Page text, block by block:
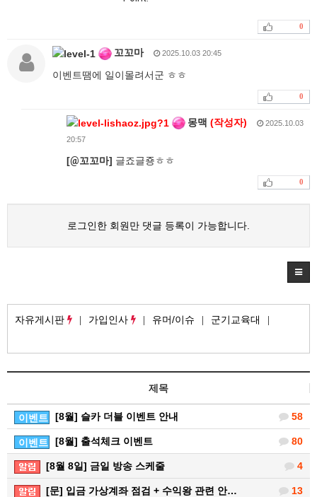
0
꼬꼬마 2025.10.03 20:45
이벤트땜에 일이몰려서군 ㅎㅎ
0
몽맥 (작성자)
2025.10.03
20:57
[@꼬꼬마] 글죠글죵ㅎㅎ
0
로그인한 회원만 댓글 등록이 가능합니다.
자유게시판 가입인사 유머/이슈 군기교육대
제목
58
이벤트 [8월] 슬카 더블 이벤트 안내
80
이벤트 [8월] 출석체크 이벤트
4
[8월 8일] 금일 방송 스케줄
13
[문] 입금 가상계좌 점검 + 수익왕 관련 안…